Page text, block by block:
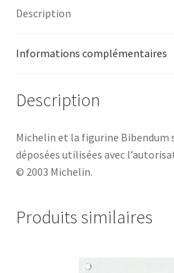
Description
Informations complémentaires
Description
Michelin et la figurine Bibendum
déposées utilisées avec
© 2003 Michelin.
Produits similaires